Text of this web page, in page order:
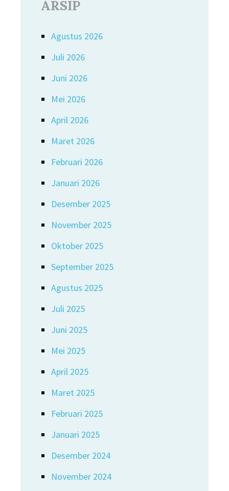
ARSIP
Agustus 2026
Juli 2026
Juni 2026
Mei 2026
April 2026
Maret 2026
Februari 2026
Januari 2026
Desember 2025
November 2025
Oktober 2025
September 2025
Agustus 2025
Juli 2025
Juni 2025
Mei 2025
April 2025
Maret 2025
Februari 2025
Januari 2025
Desember 2024
November 2024